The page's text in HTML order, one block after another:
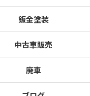
鈑金塗装
中古車販売
廃車